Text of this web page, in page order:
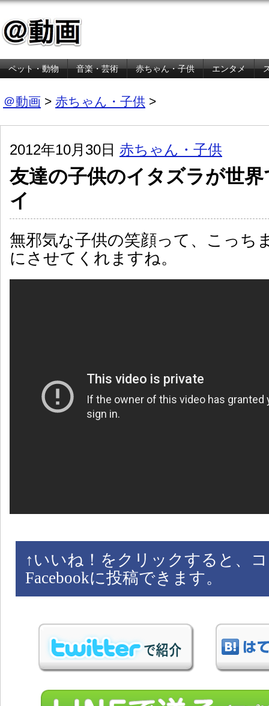
ペット・動物 音楽・芸術 赤ちゃん・子供 エンタメ
＠動画 > 赤ちゃん・子供 >
2012年10月30日 赤ちゃん・子供
友達の子供のイタズラが世
イ
無邪気な子供の笑顔って、こっち
にさせてくれますね。
↑ いいね！をクリックすると、
Facebookに投稿できます。